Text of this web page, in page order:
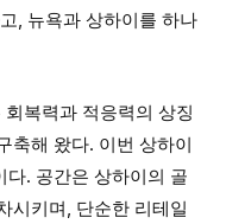
, 뉴욕과 상하이를 하나
복력과 적응력의 상징
축해 왔다. 이번 상하이
. 공간은 상하이의 골
시키며, 단순한 리테일